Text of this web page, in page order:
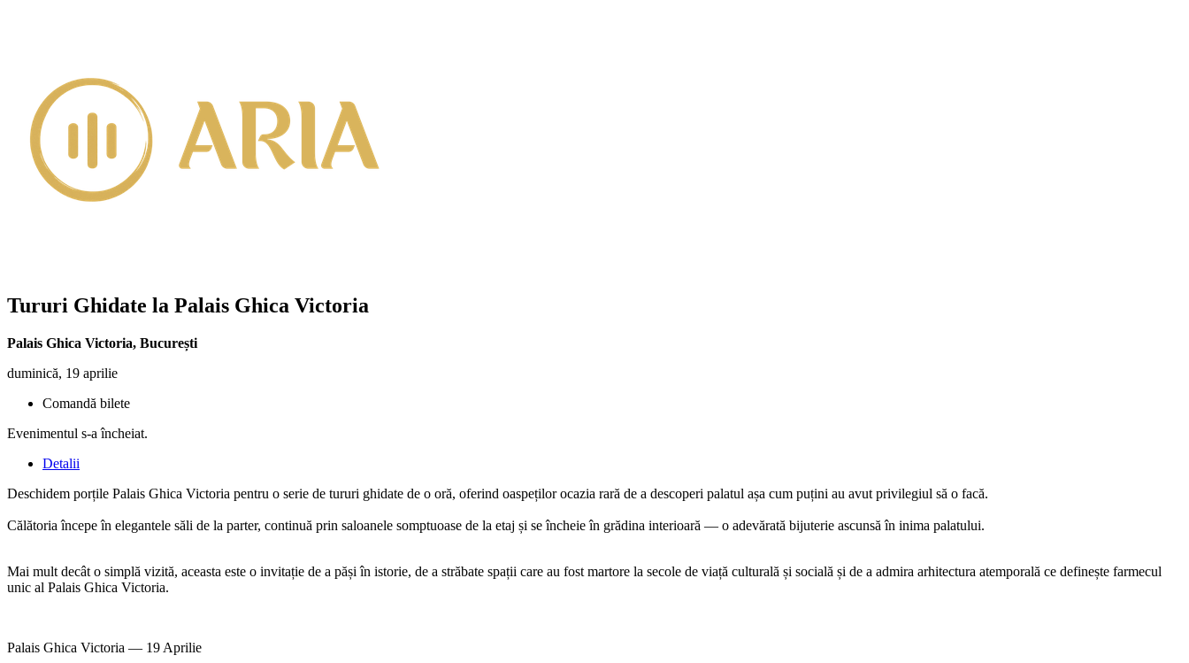
Tururi Ghidate la Palais Ghica Victoria
Palais Ghica Victoria, București
duminică, 19 aprilie
Comandă bilete
Evenimentul s-a încheiat.
Detalii
Deschidem porțile Palais Ghica Victoria pentru o serie de tururi ghidate de o oră, oferind oaspeților ocazia rară de a descoperi palatul așa cum puțini au avut privilegiul să o facă.
Călătoria începe în elegantele săli de la parter, continuă prin saloanele somptuoase de la etaj și se încheie în grădina interioară — o adevărată bijuterie ascunsă în inima palatului.
Mai mult decât o simplă vizită, aceasta este o invitație de a păși în istorie, de a străbate spații care au fost martore la secole de viață culturală și socială și de a admira arhitectura atemporală ce definește farmecul
unic al Palais Ghica Victoria.
Palais Ghica Victoria — 19 Aprilie